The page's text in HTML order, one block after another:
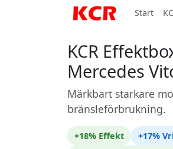
Start
KCR
Mercedes
Märkbart starkare
bränsleförbrukning.
+18% Effekt +17%